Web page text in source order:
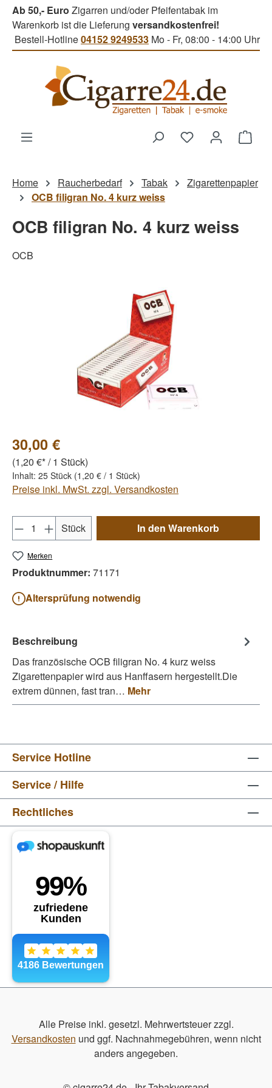
Zum Hauptinhalt springen
Ab 50,- Euro Zigarren und/oder Pfeifentabak im
Warenkorb ist die Lieferung versandkostenfrei!
Bestell-Hotline04152 9249533 Mo - Fr, 08:00 - 14:00 Uhr
Du hast 0
Home Raucherbedarf Tabak
Zigarettenpapier
OCB filigran No. 4 kurz weiss
OCB filigran No. 4 kurz weiss
OCB
30,00 €
(1,20 €* / 1 Stück)
Inhalt: 25 Stück (1,20 € / 1 Stück)
Preise inkl. MwSt. zzgl. Versandkosten
Produkt Anzahl: Gib den gewünschten
Stück In den Warenkorb
Merken
Produktnummer: 71171
Altersprüfung notwendig
Beschreibung
Das französische OCB filigran No. 4 kurz weiss
Zigarettenpapier wird aus Hanffasern hergestellt.Die
extrem dünnen, fast tran… Mehr
Service Hotline
Service / Hilfe
Rechtliches
Alle Preise inkl. gesetzl. Mehrwertsteuer zzgl.
Versandkosten und ggf. Nachnahmegebühren, wenn nicht
anders angegeben.